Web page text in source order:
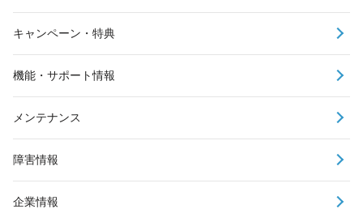
キャンペーン・特典
機能・サポート情報
メンテナンス
障害情報
企業情報